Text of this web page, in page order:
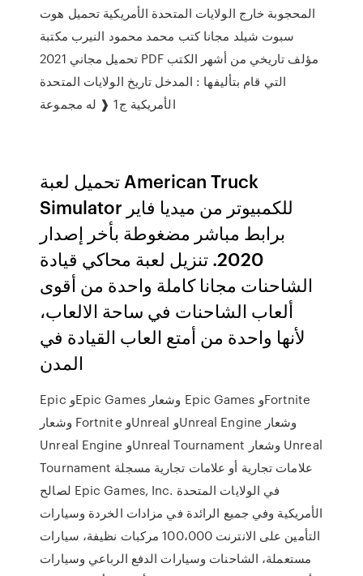
المحجوبة خارج الولايات المتحدة الأمريكية تحميل هوت
سبوت شيلد مجانا كتب محمد محمود النيرب مكتبة
تحميل مجاني 2021 PDF مؤلف تاريخي من أشهر الكتب
التي قام بتأليفها : المدخل تاريخ الولايات المتحدة
تحميل لعبة American Truck
Simulator للكمبيوتر من ميديا فاير
برابط مباشر مضغوطة بأخر إصدار
2020. تنزيل لعبة محاكي قيادة
الشاحنات مجانا كاملة واحدة من أقوى
ألعاب الشاحنات في ساحة الالعاب،
لأنها واحدة من أمتع العاب القيادة في
المدن
Epic وEpic Games وشعار Epic Games وFortnite
وشعار Fortnite وUnreal وUnreal Engine وشعار
Unreal Engine وUnreal Tournament وشعار Unreal
Tournament علامات تجارية أو علامات تجارية مسجلة
لصالح Epic Games, Inc. في الولايات المتحدة
الأمريكية وفي جميع الرائدة في مزادات الخردة وسيارات
التأمين على الانترنت 100،000 مركبات نظيفة، سيارات
مستعملة، الشاحنات وسيارات الدفع الرباعي وسيارات